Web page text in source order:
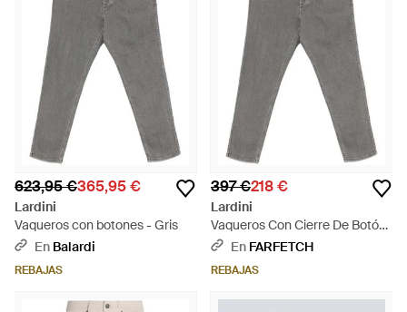
623,95 €365,95 €
Lardini
Vaqueros con botones - Gris
En Balardi
REBAJAS
397 €218 €
Lardini
Vaqueros Con Cierre De Botón
- Gris
En FARFETCH
REBAJAS